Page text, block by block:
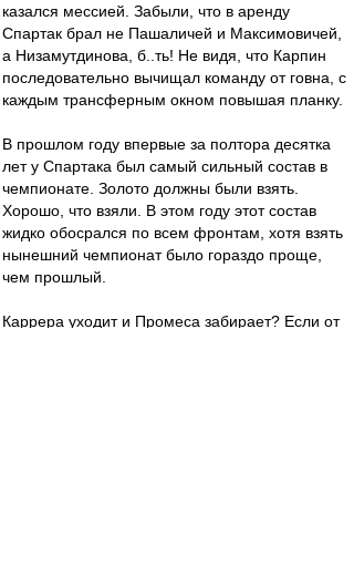
казался мессией. Забыли, что в аренду
Спартак брал не Пашаличей и Максимовичей,
а Низамутдинова, б..ть! Не видя, что Карпин
последовательно вычищал команду от говна, с
каждым трансферным окном повышая планку.
В прошлом году впервые за полтора десятка
лет у Спартака был самый сильный состав в
чемпионате. Золото должны были взять.
Хорошо, что взяли. В этом году этот состав
жидко обосрался по всем фронтам, хотя взять
нынешний чемпионат было гораздо проще,
чем прошлый.
Каррера уходит и Промеса забирает? Если от